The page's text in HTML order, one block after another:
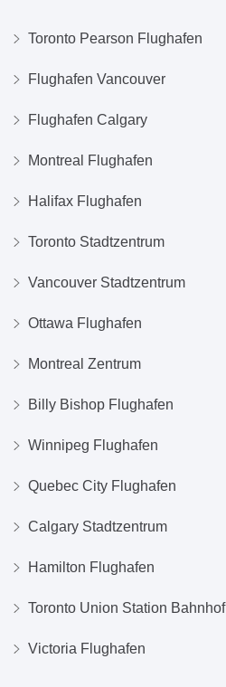
Toronto Pearson Flughafen
Flughafen Vancouver
Flughafen Calgary
Montreal Flughafen
Halifax Flughafen
Toronto Stadtzentrum
Vancouver Stadtzentrum
Ottawa Flughafen
Montreal Zentrum
Billy Bishop Flughafen
Winnipeg Flughafen
Quebec City Flughafen
Calgary Stadtzentrum
Hamilton Flughafen
Toronto Union Station Bahnhof
Victoria Flughafen